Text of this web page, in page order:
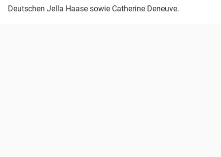
Deutschen Jella Haase sowie Catherine Deneuve.